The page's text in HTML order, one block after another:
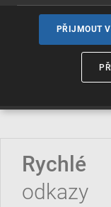
Označení
Rychlé
odkazy
PŘIJMOUT